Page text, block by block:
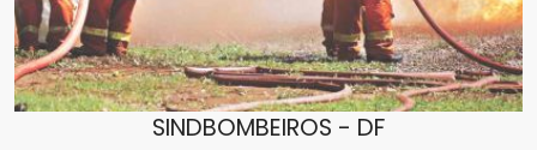
SINDBOMBEIROS - DF